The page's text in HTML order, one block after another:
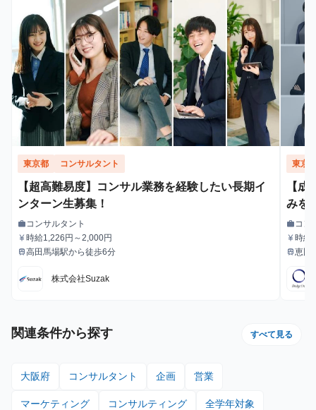
東京都 コンサルタント
【超高難易度】コンサル業務を経験したい長期イ
ンターン生募集！
職種
work コンサルタント
給与
currency_yen時給1,226円～2,000円
最寄駅
train高田馬場駅から徒歩6分
株式会社Suzak
東京
【
みを
ネス
職種
work コン
給与
currency_yen時給
最寄駅
train恵比
関連条件から探す すべて見る
大阪府 コンサルタント 企画 営業
マーケティング コンサルティング 全学年対象